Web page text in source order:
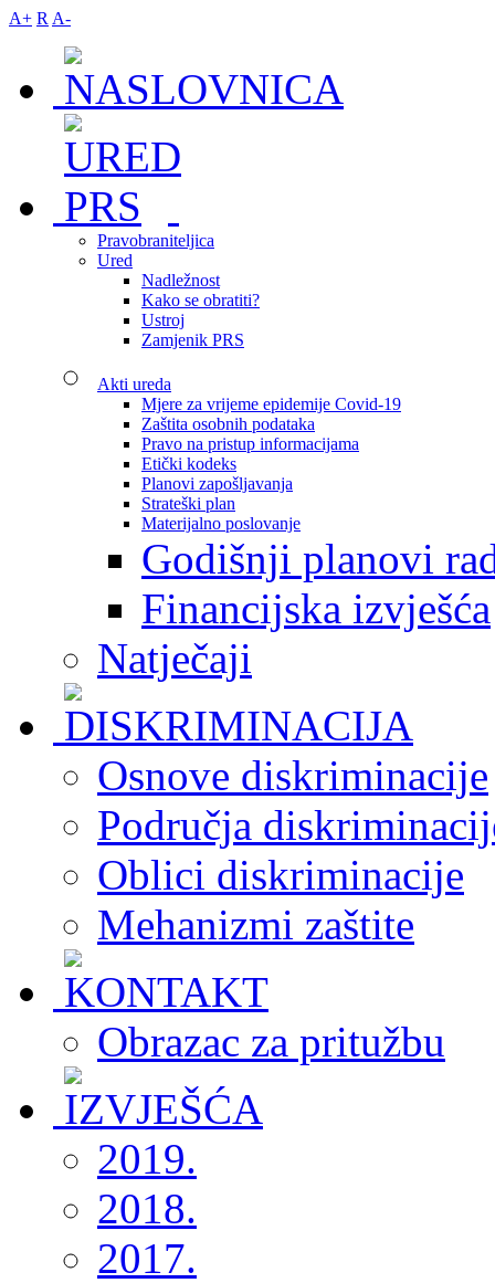
A+ R A-
Pravobraniteljica
Ured
Nadležnost
Kako se obratiti?
Ustroj
Zamjenik PRS
Akti ureda
Mjere za vrijeme epidemije Covid-19
Zaštita osobnih podataka
Pravo na pristup informacijama
Etički kodeks
Planovi zapošljavanja
Strateški plan
Materijalno poslovanje
Godišnji planovi
Financijska izvješća
Natječaji
Osnove diskriminacije
Područja
Oblici diskriminacije
Mehanizmi zaštite
Obrazac za pritužbu
2019.
2018.
2017.